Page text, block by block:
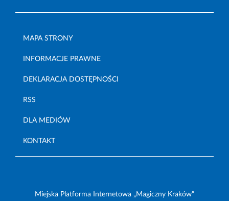
MAPA STRONY
INFORMACJE PRAWNE
DEKLARACJA DOSTĘPNOŚCI
RSS
DLA MEDIÓW
KONTAKT
Miejska Platforma Internetowa „Magiczny Kraków”